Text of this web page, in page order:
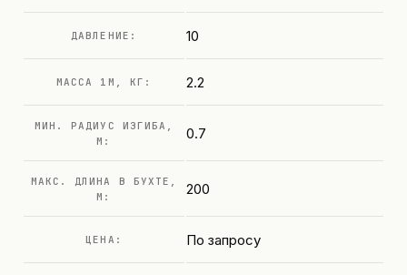
ДАВЛЕНИЕ: 10
МАССА 1М, КГ: 2.2
МИН. РАДИУС ИЗГИБА,
М:
0.7
МАКС. ДЛИНА В БУХТЕ,
М:
200
ЦЕНА: По запросу